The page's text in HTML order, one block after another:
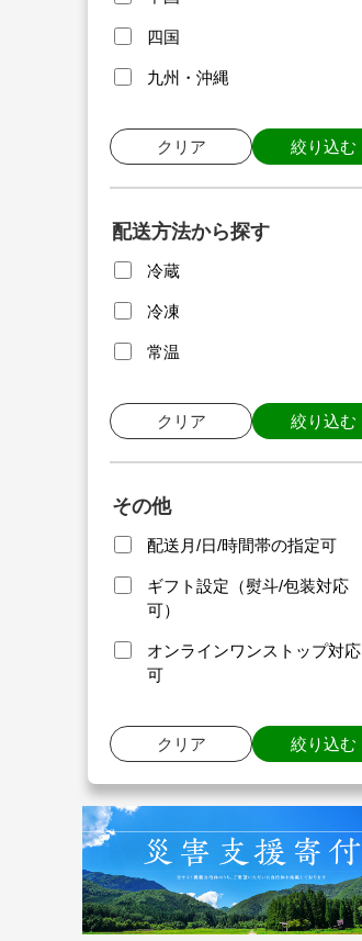
四国
九州・沖縄
クリア 絞り込む
配送方法から探す
冷蔵
冷凍
常温
クリア 絞り込む
その他
配送月/日/時間帯の指定可
ギフト設定（熨斗/包装対応
可）
オンラインワンストップ対応
可
クリア 絞り込む